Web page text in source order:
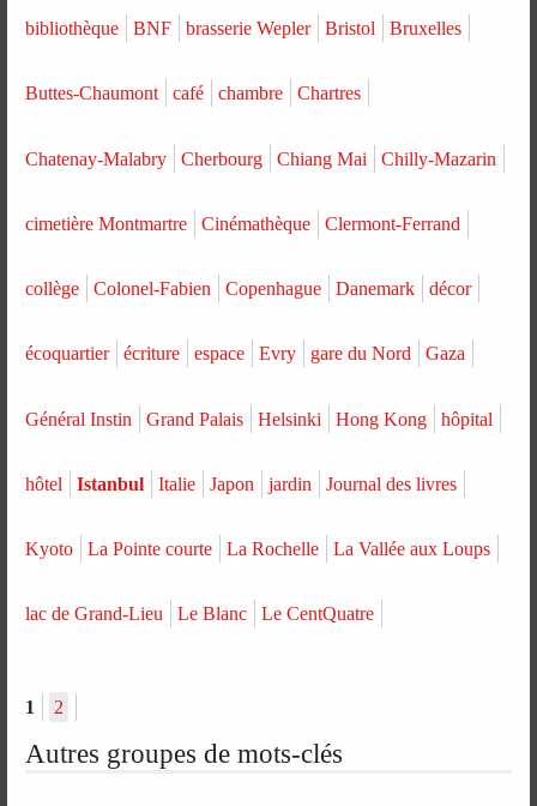
bibliothèque BNF brasserie Wepler Bristol Bruxelles
Buttes-Chaumont café chambre Chartres
Chatenay-Malabry Cherbourg Chiang Mai Chilly-Mazarin
cimetière Montmartre Cinémathèque Clermont-Ferrand
collège Colonel-Fabien Copenhague Danemark décor
écoquartier écriture espace Evry gare du Nord Gaza
Général Instin Grand Palais Helsinki Hong Kong hôpital
hôtel Istanbul Italie Japon jardin Journal des livres
Kyoto La Pointe courte La Rochelle La Vallée aux Loups
lac de Grand-Lieu Le Blanc Le CentQuatre
1 2
Autres groupes de mots-clés